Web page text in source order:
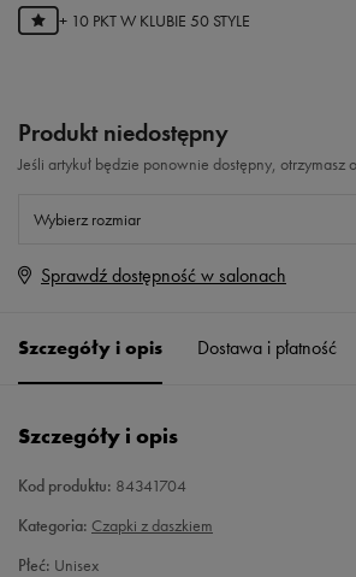
+ 10 PKT W KLUBIE 50 STYLE
Produkt niedostępny
Jeśli artykuł będzie ponownie dostępny, otrzymasz
Wybierz rozmiar
Rozmiary EU
ONE SIZE
Sprawdź dostępność w salonach
Szczegóły i opis Dostawa i płatność
Szczegóły i opis
Kod produktu: 84341704
Kategoria: Czapki z daszkiem
Płeć: Unisex